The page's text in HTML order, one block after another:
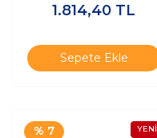
1.814,40 TL
Sepete Ekle
% 7